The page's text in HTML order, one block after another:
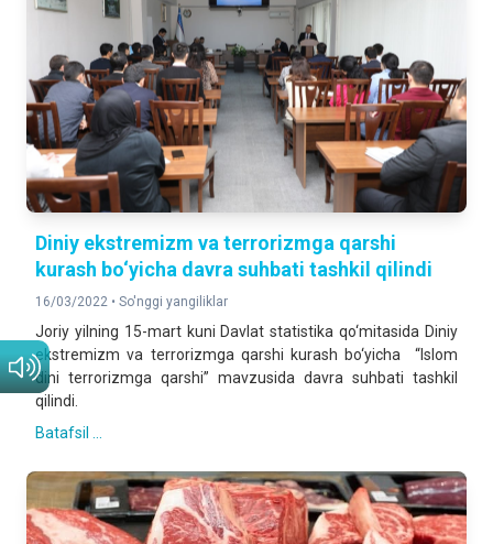
Diniy ekstremizm va terrorizmga qarshi
kurash bo‘yicha davra suhbati tashkil qilindi
16/03/2022 • So'nggi yangiliklar
Joriy yilning 15-mart kuni Davlat statistika qo‘mitasida Diniy
ekstremizm va terrorizmga qarshi kurash bo‘yicha “Islom
dini terrorizmga qarshi” mavzusida davra suhbati tashkil
qilindi.
Batafsil ...